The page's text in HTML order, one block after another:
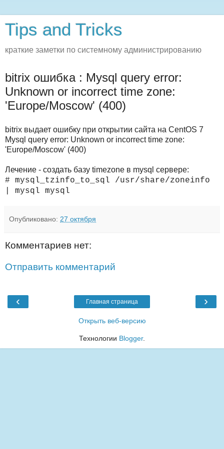
Tips and Tricks
краткие заметки по системному администрированию
bitrix ошибка : Mysql query error:
Unknown or incorrect time zone:
'Europe/Moscow' (400)
bitrix выдает ошибку при открытии сайта на CentOS 7
Mysql query error: Unknown or incorrect time zone:
'Europe/Moscow' (400)
Лечение - создать базу timezone в mysql сервере:
# mysql_tzinfo_to_sql /usr/share/zoneinfo
| mysql mysql
Опубликовано: 27 октября
Комментариев нет:
Отправить комментарий
‹ ›
Главная страница
Открыть веб-версию
Технологии Blogger.